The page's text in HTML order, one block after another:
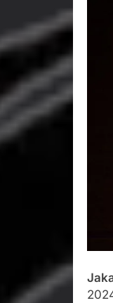
Wujud
Sentosa 2 ke
Agustus 5, 2026
SMA
Agustus 4, 2026
Ketua
Menjalin